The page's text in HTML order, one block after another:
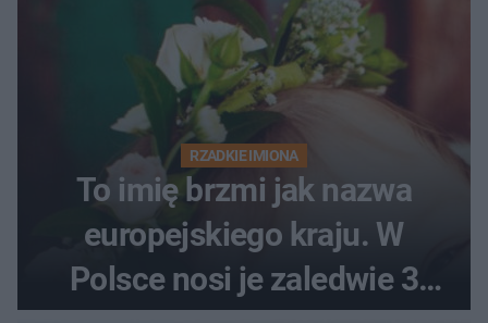
RZADKIE IMIONA
To imię brzmi jak nazwa
europejskiego kraju. W
Polsce nosi je zaledwie 3